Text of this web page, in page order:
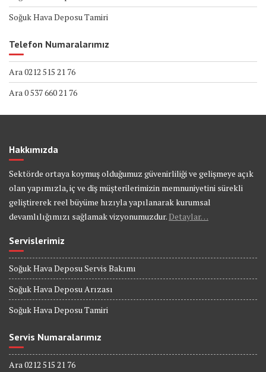
Soğuk Hava Deposu Tamiri
Telefon Numaralarımız
Ara 0212 515 21 76
Ara 0 537 660 21 76
Hakkımızda
Sektörde ortaya koymuş olduğumuz güvenirliliği ve gelişmeye açık
olan yapımızla, iç ve diş müşterilerimizin memnuniyetini sürekli
geliştirerek reel büyüme hızıyla yapılanarak kurumsal
devamlılığımızı sağlamak vizyonumuzdur.Detaylar…
Servislerimiz
Soğuk Hava Deposu Servis Bakımı
Soğuk Hava Deposu Arızası
Soğuk Hava Deposu Tamiri
Servis Numaralarımız
Ara 0212 515 21 76